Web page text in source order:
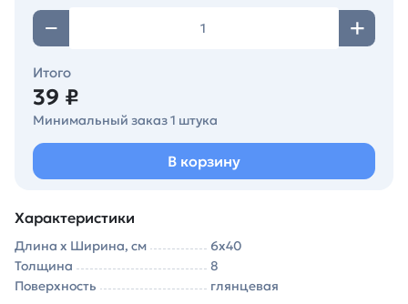
Итого
39 ₽
Минимальный заказ 1 штука
В корзину
Характеристики
Длина х Ширина, см
6х40
Толщина
8
Поверхность
глянцевая